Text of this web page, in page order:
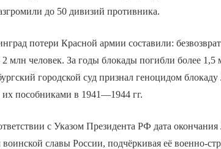
до 50 дивизий противника.
потери Красной армии составили:
млн человек. За годы блокады погибли более 1,5
городской суд признал геноцидом
пособниками в 1941—1944 гг.
с Указом Президента РФ дата
славы России, подчёркивая её военно-